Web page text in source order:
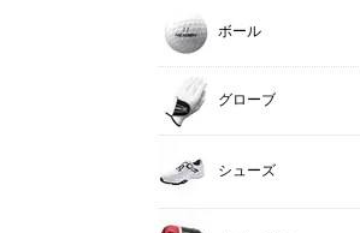
ボール
グローブ
シューズ